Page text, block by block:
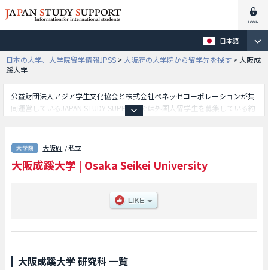
日本語
日本の大学、大学院留学情報JPSS >大阪府の大学院から留学先を探す >大阪成
蹊大学
公益財団法人アジア学生文化協会と株式会社ベネッセコーポレーションが共
同運営しているJAPAN STUDY SUPPORTでは外国人留学生を募集している約
報や、募集定員や合格者数など入試情報、施設案内、アクセスなど外国人留
学生に必要な情報を掲載しているので是非ご利用ください。
大阪府 / 私立
大阪成蹊大学 | Osaka Seikei University
大阪成蹊大学 研究科 一覧